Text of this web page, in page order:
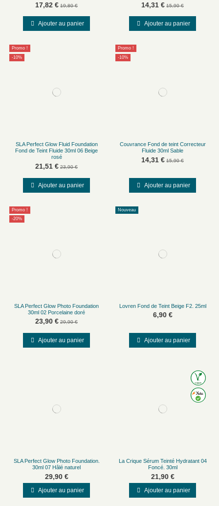
17,82 € 19,80 €
Ajouter au panier
14,31 € 15,90 €
Ajouter au panier
Promo !
-10%
SLA Perfect Glow Fluid Foundation
Fond de Teint Fluide 30ml 06 Beige
rosé
21,51 € 23,90 €
Ajouter au panier
Promo !
-10%
Couvrance Fond de teint Correcteur
Fluide 30ml Sable
14,31 € 15,90 €
Ajouter au panier
Promo !
-20%
SLA Perfect Glow Photo Foundation
30ml 02 Porcelaine doré
23,90 € 29,90 €
Ajouter au panier
Nouveau
Lovren Fond de Teint Beige F2. 25ml
6,90 €
Ajouter au panier
SLA Perfect Glow Photo Foundation.
30ml 07 Hâlé naturel
29,90 €
Ajouter au panier
La Crique Sérum Teinté Hydratant 04
Foncé. 30ml
21,90 €
Ajouter au panier